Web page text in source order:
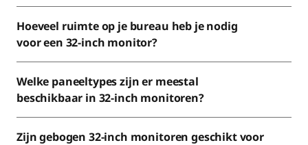
Hoeveel ruimte op je bureau heb je nodig
voor een 32-inch monitor?
Welke paneeltypes zijn er meestal
beschikbaar in 32-inch monitoren?
Zijn gebogen 32-inch monitoren geschikt voor